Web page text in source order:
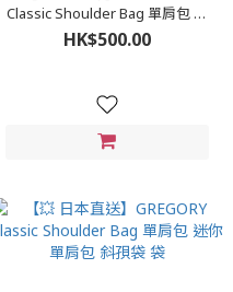
Classic Shoulder Bag 單肩包 迷
你單肩包 斜孭袋 袋
HK$500.00